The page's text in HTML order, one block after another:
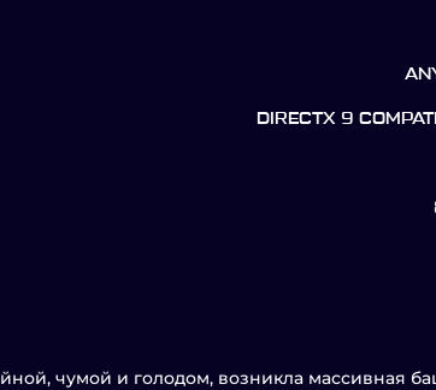
DIRECTX 9
чумой и голодом, возникла массивная